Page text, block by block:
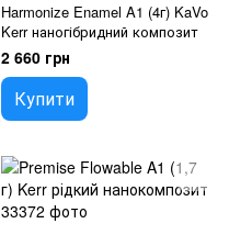
Harmonize Enamel A1 (4г) KaVo
Kerr наногібридний композит
2 660 грн
Купити